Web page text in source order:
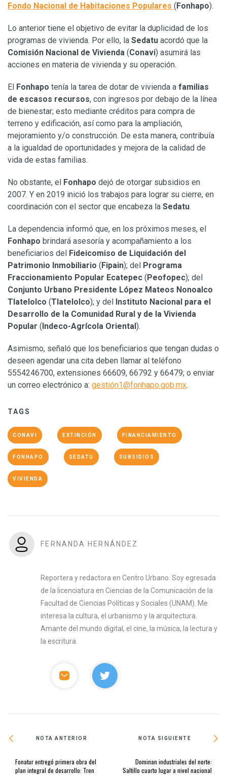
Fondo Nacional de Habitaciones Populares (Fonhapo).
Lo anterior tiene el objetivo de evitar la duplicidad de los
programas de vivienda. Por ello, la Sedatu acordó que la
Comisión Nacional de Vivienda (Conavi) asumirá las
acciones en materia de vivienda y su operación.
El Fonhapo tenía la tarea de dotar de vivienda a familias
de escasos recursos, con ingresos por debajo de la línea
de bienestar; esto mediante créditos para compra de
terreno y edificación, así como para la ampliación,
mejoramiento y/o construcción. De esta manera, contribuía
a la igualdad de oportunidades y mejora de la calidad de
vida de estas familias.
No obstante, el Fonhapo dejó de otorgar subsidios en
2007. Y en 2019 inició los trabajos para lograr su cierre, en
coordinación con el sector que encabeza la Sedatu.
La dependencia informó que, en los próximos meses, el
Fonhapo brindará asesoría y acompañamiento a los
beneficiarios del Fideicomiso de Liquidación del
Patrimonio Inmobiliario (Fipain); del Programa
Fraccionamiento Popular Ecatepec (Peofopec); del
Conjunto Urbano Presidente López Mateos Nonoalco
Tlatelolco (Tlatelolco); y del Instituto Nacional para el
Desarrollo de la Comunidad Rural y de la Vivienda
Popular (Indeco-Agrícola Oriental).
Asimismo, señaló que los beneficiarios que tengan dudas o
deseen agendar una cita deben llamar al teléfono
5554246700, extensiones 66609, 66792 y 66479; o enviar
un correo electrónico a: gestión1@fonhapo.gob.mx.
TAGS
CONAVI EXTINCIÓN FINANCIAMIENTO
FONHAPO SEDATU SUBSIDIOS
VIVIENDA
FERNANDA HERNÁNDEZ
Reportera y redactora en Centro Urbano. Soy egresada
de la licenciatura en Ciencias de la Comunicación de la
Facultad de Ciencias Políticas y Sociales (UNAM). Me
interesa la cultura, el urbanismo y la arquitectura.
Amante del mundo digital, el cine, la música, la lectura y
la escritura.
NOTA ANTERIOR
Fonatur entregó primera obra del
plan integral de desarrollo: Tren
NOTA SIGUIENTE
Dominan industriales del norte:
Saltillo cuarto lugar a nivel nacional